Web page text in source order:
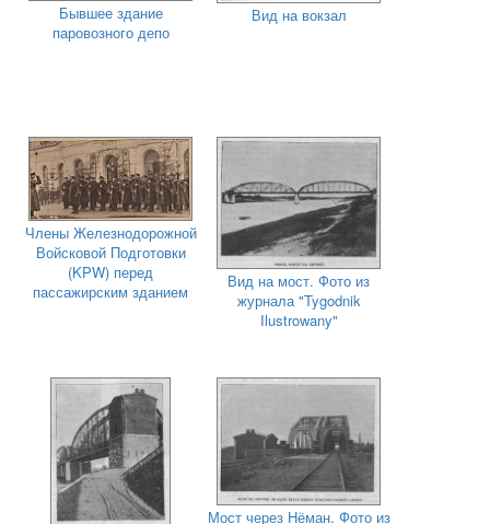
Бывшее здание
паровозного депо
Вид на вокзал
Члены Железнодорожной
Войсковой Подготовки
(KPW) перед
пассажирским зданием
Вид на мост. Фото из
журнала "Tygodnik
Ilustrowany"
Мост через Нёман. Фото из